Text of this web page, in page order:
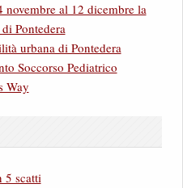
al 12 dicembre la
Pontedera
urbana di Pontedera
Soccorso Pediatrico
Way
5 scatti